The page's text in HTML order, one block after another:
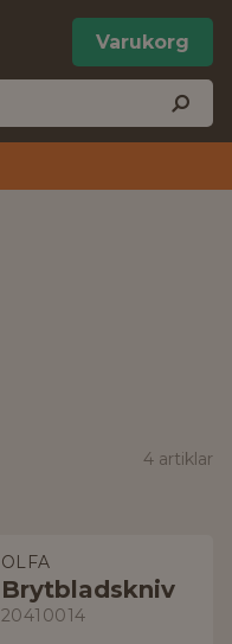
Varukorg
4 artiklar
OLFA
Brytbladskniv
20410014